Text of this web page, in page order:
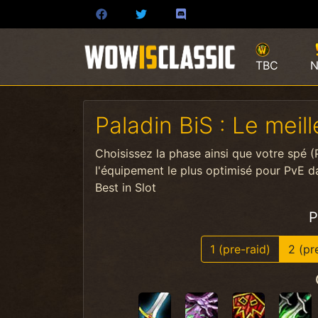
TBC
Paladin BiS : Le
Choisissez la phase ainsi que votre spé
l'équipement le plus optimisé pour PvE
Best in Slot
1 (pre-raid) 2